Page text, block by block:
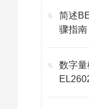
简述
骤指南
数字